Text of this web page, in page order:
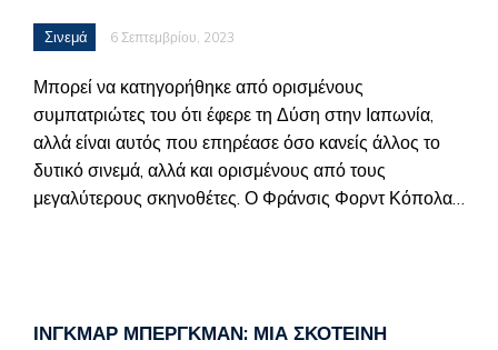
Σινεμά 6 Σεπτεμβρίου, 2023
Μπορεί να κατηγορήθηκε από ορισμένους
συμπατριώτες του ότι έφερε τη Δύση στην Ιαπωνία,
αλλά είναι αυτός που επηρέασε όσο κανείς άλλος το
δυτικό σινεμά, αλλά και ορισμένους από τους
μεγαλύτερους σκηνοθέτες. Ο Φράνσις Φορντ Κόπολα…
ΊΝΓΚΜΑΡ ΜΠΈΡΓΚΜΑΝ: ΜΙΑ ΣΚΟΤΕΙΝΉ